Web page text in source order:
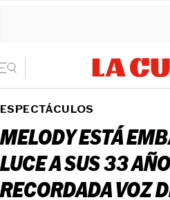
ESPECTÁCULOS
MELODY ESTÁ
LUCE A SUS 33
RECORDADA VOZ